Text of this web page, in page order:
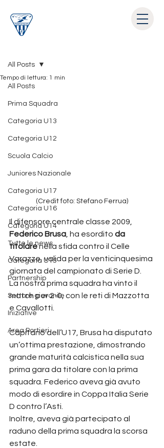
All Posts
Prima Squadra
Categoria U13
Categoria U12
Scuola Calcio
Juniores Nazionale
Categoria U17
Categoria U16
Categoria U14
Tutte le news
Categoria U15
Partnership
Settore giovanile
Iniziative
Area Portieri
All Posts
Tempo di lettura: 1 min
(Credit foto: Stefano Ferrua)
Il difensore centrale classe 2009,
Federico Brusa , ha esordito da
titolare nella sfida contro il Celle
Varazze, valida per la venticinquesima
giornata del campionato di Serie D.
La nostra prima squadra ha vinto il
match per 2-0, con le reti di Mazzotta
e Cavallotti.
Capitano dell’U17, Brusa ha disputato
un’ottima prestazione, dimostrando
grande maturità calcistica nella sua
prima gara da titolare con la prima
squadra. Federico aveva già avuto
modo di esordire in Coppa Italia Serie
D contro l’Asti.
Inoltre, aveva già partecipato al
raduno della prima squadra la scorsa
estate.